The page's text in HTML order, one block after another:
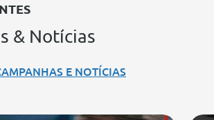
& Notícias
E NOTÍCIAS